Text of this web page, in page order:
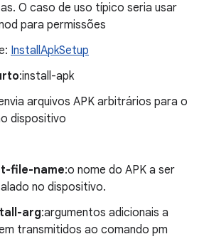
O caso de uso típico seria usar
para permissões
InstallApkSetup
:install-apk
arquivos APK arbitrários para o
dispositivo
file-name:o nome do APK a ser
no dispositivo.
arg:argumentos adicionais a
transmitidos ao comando pm